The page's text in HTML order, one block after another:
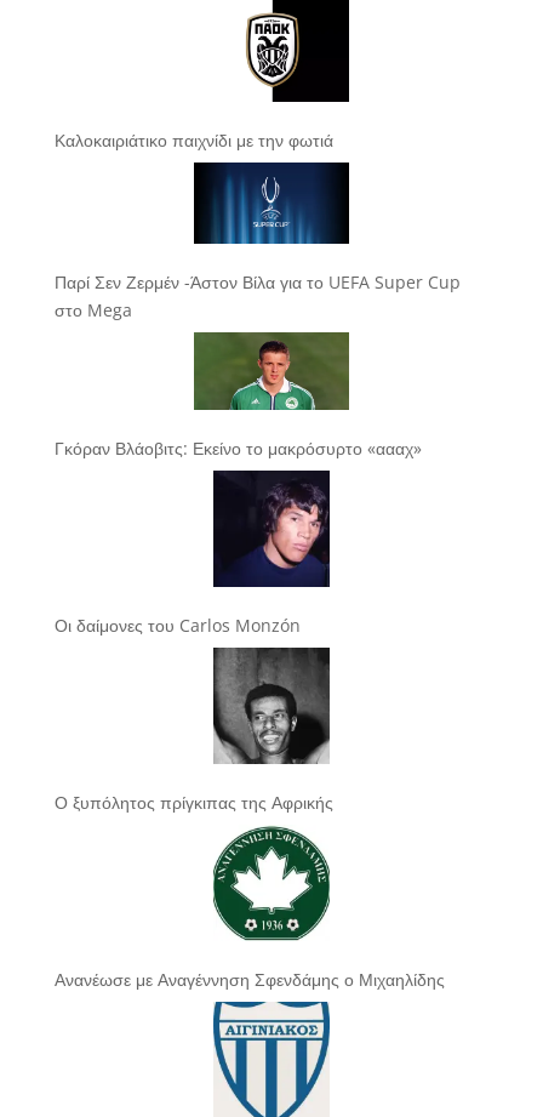
Καλοκαιριάτικο παιχνίδι με την φωτιά
Παρί Σεν Ζερμέν -Άστον Βίλα για το UEFA Super Cup
στο Mega
Γκόραν Βλάοβιτς: Εκείνο το μακρόσυρτο «αααχ»
Οι δαίμονες του Carlos Monzón
Ο ξυπόλητος πρίγκιπας της Αφρικής
Ανανέωσε με Αναγέννηση Σφενδάμης ο Μιχαηλίδης